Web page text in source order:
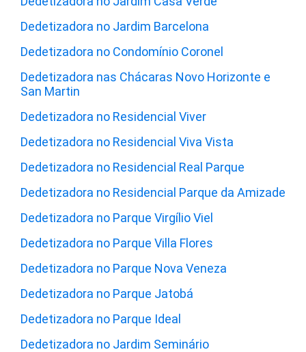
Dedetizadora no Jardim Barcelona
Dedetizadora no Condomínio Coronel
Dedetizadora nas Chácaras Novo Horizonte e
San Martin
Dedetizadora no Residencial Viver
Dedetizadora no Residencial Viva Vista
Dedetizadora no Residencial Real Parque
Dedetizadora no Residencial Parque da Amizade
Dedetizadora no Parque Virgílio Viel
Dedetizadora no Parque Villa Flores
Dedetizadora no Parque Nova Veneza
Dedetizadora no Parque Jatobá
Dedetizadora no Parque Ideal
Dedetizadora no Jardim Seminário